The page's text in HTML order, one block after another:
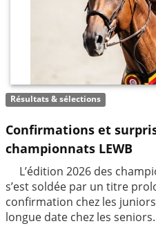
Résultats & sélections
Confirmations et
championnats LEWB
L’édition 2026 des
s’est soldée par un titre
confirmation chez les
longue date chez les seniors.